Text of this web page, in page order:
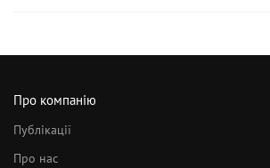
Про компанію
Публікації
Про нас